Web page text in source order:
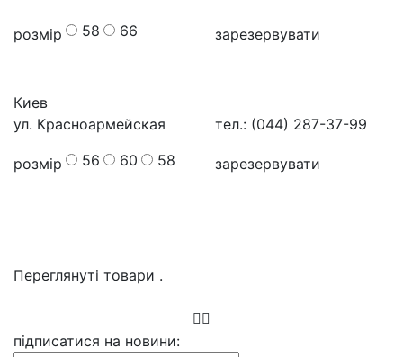
розмір 58 66 зарезервувати
Киев
ул. Красноармейская
тел.: (044) 287-37-99
розмір 56 60 58 зарезервувати
Переглянуті товари .
підписатися на новини: